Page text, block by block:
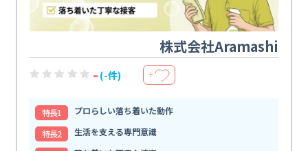
株式会社Aramashi
- (-件) ＋
特⻑1
プロらしい落ち着いた動作
特⻑2
生活を支える専門意識